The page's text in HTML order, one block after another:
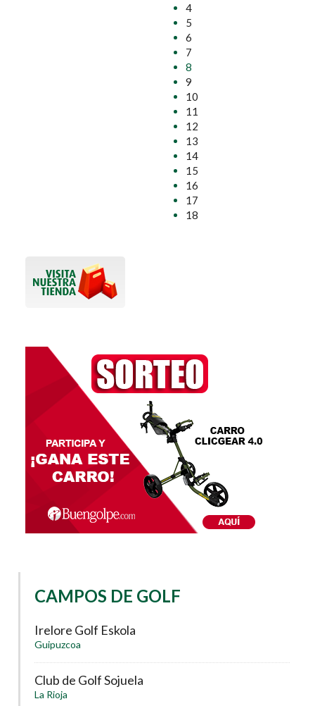
4
5
6
7
8
9
10
11
12
13
14
15
16
17
18
CAMPOS DE GOLF
Irelore Golf Eskola
Guipuzcoa
Club de Golf Sojuela
La Rioja